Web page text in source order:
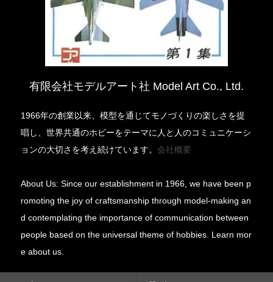
有限会社モデルアート社 Model Art Co., Ltd.
1966年の創業以来、模型を通じてモノづくりの楽しさを提
唱し、世界共通のホビーをテーマに人と人のコミュニケーシ
ョンの大切さを考え続けています。会社概要
About Us: Since our establishment in 1966, we have been p
romoting the joy of craftsmanship through model-making an
d contemplating the importance of communication between
people based on the universal theme of hobbies. Learn mor
e about us.